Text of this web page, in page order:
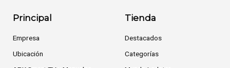
Principal
Empresa
Ubicación
Tienda
Destacados
Categorías